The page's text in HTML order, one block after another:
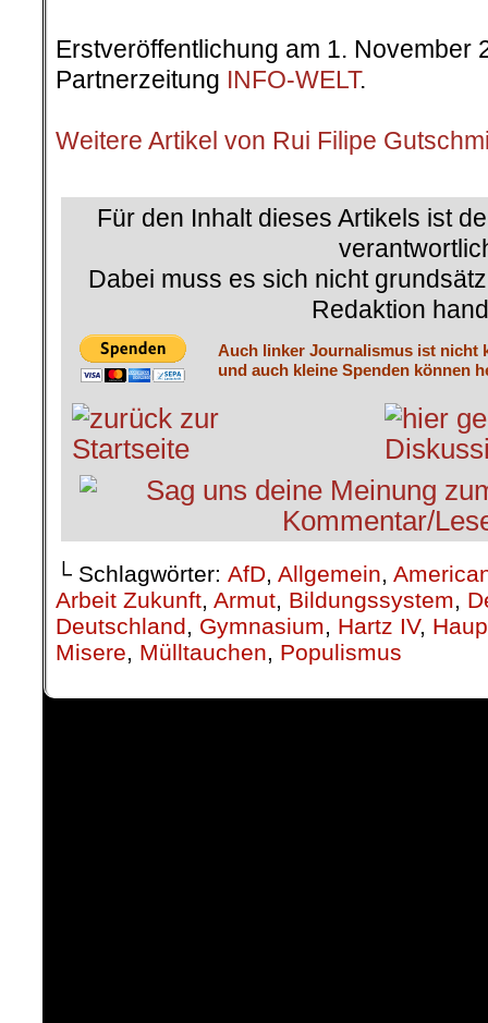
Erstveröffentlichung am 1. November
Partnerzeitung INFO-WELT.
Weitere Artikel von Rui Filipe
Für den Inhalt dieses Artikels ist
Dabei muss es sich nicht
Redaktion
Auch linker Journalismus ist nicht
und auch kleine Spenden können
└ Schlagwörter: AfD, Allgemein,
Arbeit Zukunft, Armut, Bildungssystem,
Deutschland, Gymnasium, Hartz IV,
Misere, Mülltauchen, Populismus